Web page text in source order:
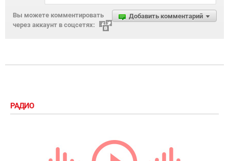
Добавить комментарий
Вы можете комментировать
через аккаунт в соцсетях:
РАДИО